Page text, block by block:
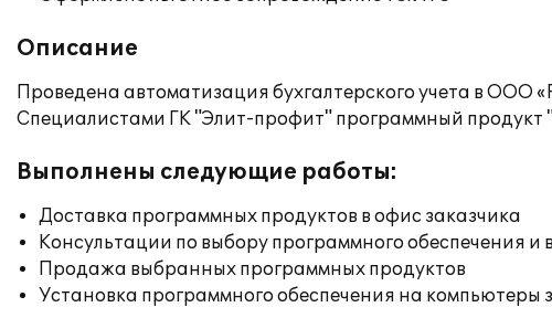
Описание
Проведена автоматизация бухгалтерского учета в ООО
Специалистами ГК "Элит-профит" программный продукт
Выполнены следующие работы:
Доставка программных продуктов в офис заказчика
Консультации по выбору программного обеспечения и
Продажа выбранных программных продуктов
Установка программного обеспечения на компьютеры